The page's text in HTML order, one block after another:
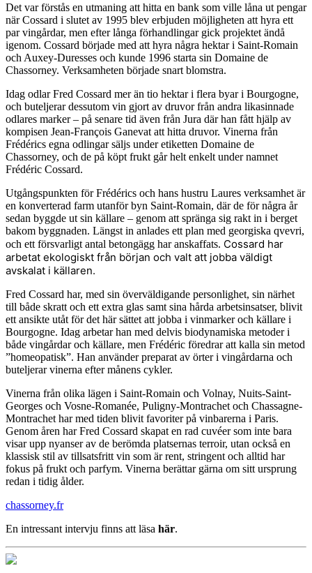
Det var förstås en utmaning att hitta en bank som ville låna ut pengar
när Cossard i slutet av 1995 blev erbjuden möjligheten att hyra ett
par vingårdar, men efter långa förhandlingar gick projektet ändå
igenom. Cossard började med att hyra några hektar i Saint-Romain
och Auxey-Duresses och kunde 1996 starta sin Domaine de
Chassorney. Verksamheten började snart blomstra.
Idag odlar Fred Cossard mer än tio hektar i flera byar i Bourgogne,
och buteljerar dessutom vin gjort av druvor från andra likasinnade
odlares marker – på senare tid även från Jura där han fått hjälp av
kompisen Jean-François Ganevat att hitta druvor. Vinerna från
Frédérics egna odlingar säljs under etiketten Domaine de
Chassorney, och de på köpt frukt går helt enkelt under namnet
Frédéric Cossard.
Utgångspunkten för Frédérics och hans hustru Laures verksamhet är
en konverterad farm utanför byn Saint-Romain, där de för några år
sedan byggde ut sin källare – genom att spränga sig rakt in i berget
bakom byggnaden. Längst in anlades ett plan med georgiska qvevri,
och ett försvarligt antal betongägg har anskaffats. Cossard har
arbetat ekologiskt från början och valt att jobba väldigt
avskalat i källaren.
Fred Cossard har, med sin överväldigande personlighet, sin närhet
till både skratt och ett extra glas samt sina hårda arbetsinsatser, blivit
ett ansikte utåt för det här sättet att jobba i vinmarker och källare i
Bourgogne. Idag arbetar han med delvis biodynamiska metoder i
både vingårdar och källare, men Frédéric föredrar att kalla sin metod
”homeopatisk”. Han använder preparat av örter i vingårdarna och
buteljerar vinerna efter månens cykler.
Vinerna från olika lägen i Saint-Romain och Volnay, Nuits-Saint-
Georges och Vosne-Romanée, Puligny-Montrachet och Chassagne-
Montrachet har med tiden blivit favoriter på vinbarerna i Paris.
Genom åren har Fred Cossard skapat en rad cuvéer som inte bara
visar upp nyanser av de berömda platsernas terroir, utan också en
klassisk stil av tillsatsfritt vin som är rent, stringent och alltid har
fokus på frukt och parfym. Vinerna berättar gärna om sitt ursprung
redan i tidig ålder.
chassorney.fr
En intressant intervju finns att läsa här.